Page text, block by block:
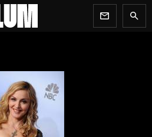
newsletter search